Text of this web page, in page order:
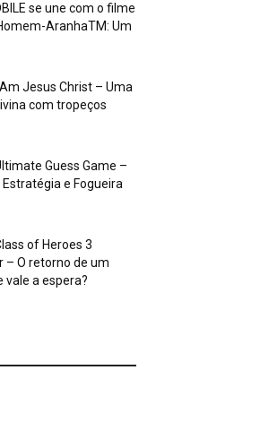
se une com o filme
AranhaTM: Um
Jesus Christ – Uma
com tropeços
Guess Game –
Estratégia e Fogueira
of Heroes 3
– O retorno de um
vale a espera?